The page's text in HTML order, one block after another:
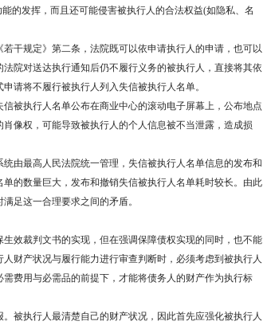
的发挥，而且还可能侵害被执行人的合法权益(如隐私、名
规定》第二条，法院既可以依申请执行人的申请，也可以
院对送达执行通知后仍不履行义务的被执行人，直接将其依
请将不履行被执行人列入失信被执行人名单。
执行人名单公布在商业中心的滚动电子屏幕上，公布地点
像权，可能导致被执行人的个人信息被不当泄露，造成损
最高人民法院统一管理，失信被执行人名单信息的发布和
的数量巨大，发布和撤销失信被执行人名单耗时较长。由此
足这一合理要求之间的矛盾。
裁判文书的实现，但在强调保障债权实现的同时，也不能
财产状况与履行能力进行审查判断时，必须考虑到被执行人
费用与必需品的前提下，才能将债务人的财产作为执行标
执行人最清楚自己的财产状况，因此首先应强化被执行人